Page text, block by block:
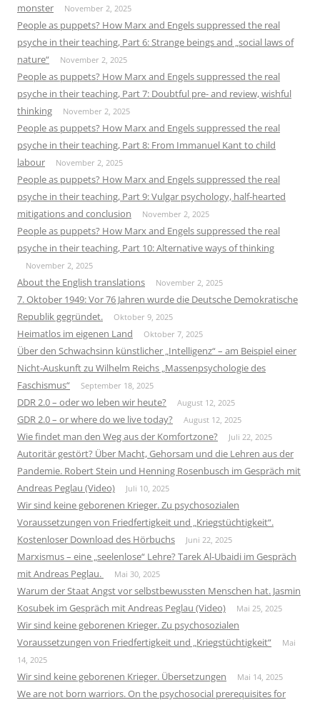
monster
November 2, 2025
People as puppets? How Marx and Engels suppressed the real
psyche in their teaching, Part 6: Strange beings and „social laws of
nature“
November 2, 2025
People as puppets? How Marx and Engels suppressed the real
psyche in their teaching, Part 7: Doubtful pre- and review, wishful
thinking
November 2, 2025
People as puppets? How Marx and Engels suppressed the real
psyche in their teaching, Part 8: From Immanuel Kant to child
labour
November 2, 2025
People as puppets? How Marx and Engels suppressed the real
psyche in their teaching, Part 9: Vulgar psychology, half-hearted
mitigations and conclusion
November 2, 2025
People as puppets? How Marx and Engels suppressed the real
psyche in their teaching, Part 10: Alternative ways of thinking
November 2, 2025
About the English translations November 2, 2025
7. Oktober 1949: Vor 76 Jahren wurde die Deutsche Demokratische
Republik gegründet.
Oktober 9, 2025
Heimatlos im eigenen Land Oktober 7, 2025
Über den Schwachsinn künstlicher „Intelligenz“ – am Beispiel einer
Nicht-Auskunft zu Wilhelm Reichs „Massenpsychologie des
Faschismus“
September 18, 2025
DDR 2.0 – oder wo leben wir heute? August 12, 2025
GDR 2.0 – or where do we live today? August 12, 2025
Wie findet man den Weg aus der Komfortzone? Juli 22, 2025
Autoritär gestört? Über Macht, Gehorsam und die Lehren aus der
Pandemie. Robert Stein und Henning Rosenbusch im Gespräch mit
Andreas Peglau (Video)
Juli 10, 2025
Wir sind keine geborenen Krieger. Zu psychosozialen
Voraussetzungen von Friedfertigkeit und „Kriegstüchtigkeit“.
Kostenloser Download des Hörbuchs
Juni 22, 2025
Marxismus – eine „seelenlose“ Lehre? Tarek Al-Ubaidi im Gespräch
mit Andreas Peglau.
Mai 30, 2025
Warum der Staat Angst vor selbstbewussten Menschen hat. Jasmin
Kosubek im Gespräch mit Andreas Peglau (Video)
Mai 25, 2025
Wir sind keine geborenen Krieger. Zu psychosozialen
Voraussetzungen von Friedfertigkeit und „Kriegstüchtigkeit“
Mai
14, 2025
Wir sind keine geborenen Krieger. Übersetzungen Mai 14, 2025
We are not born warriors. On the psychosocial prerequisites for